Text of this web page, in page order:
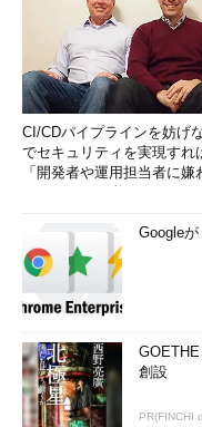
CI/CDパイプラインを妨げ
でセキュリティを実現すれ
「開発者や運用担当者に嫌
Google
創設
PR(FINCHI